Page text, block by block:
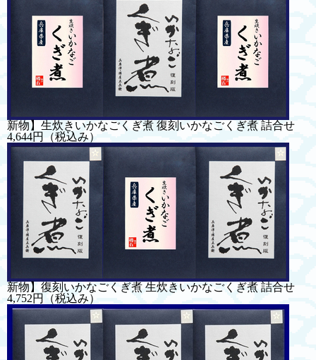
新物】生炊きいかなごくぎ煮 復刻いかなごくぎ煮 詰合せ
4,644円
（税込み）
新物】復刻いかなごくぎ煮 生炊きいかなごくぎ煮 詰合せ
4,752円
（税込み）